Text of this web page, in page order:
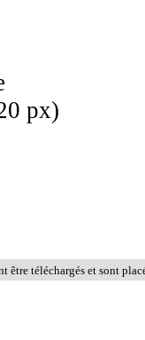
px)
être téléchargés et sont